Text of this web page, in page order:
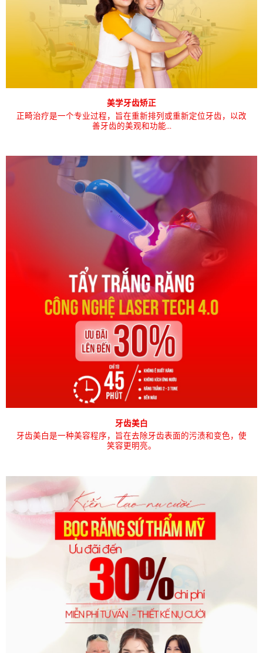
美学牙齿矫正
正畸治疗是一个专业过程，旨在重新排列或重新定位牙齿，以改
善牙齿的美观和功能…
牙齿美白
牙齿美白是一种美容程序，旨在去除牙齿表面的污渍和变色，使
笑容更明亮。